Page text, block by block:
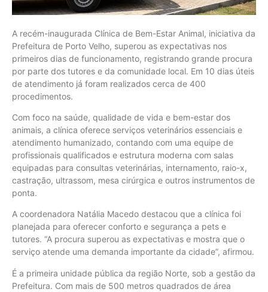
A recém-inaugurada Clínica de Bem-Estar Animal, iniciativa da
Prefeitura de Porto Velho, superou as expectativas nos
primeiros dias de funcionamento, registrando grande procura
por parte dos tutores e da comunidade local. Em 10 dias úteis
de atendimento já foram realizados cerca de 400
procedimentos.
Com foco na saúde, qualidade de vida e bem-estar dos
animais, a clínica oferece serviços veterinários essenciais e
atendimento humanizado, contando com uma equipe de
profissionais qualificados e estrutura moderna com salas
equipadas para consultas veterinárias, internamento, raio-x,
castração, ultrassom, mesa cirúrgica e outros instrumentos de
ponta.
A coordenadora Natália Macedo destacou que a clínica foi
planejada para oferecer conforto e segurança a pets e
tutores. “A procura superou as expectativas e mostra que o
serviço atende uma demanda importante da cidade”, afirmou.
É a primeira unidade pública da região Norte, sob a gestão da
Prefeitura. Com mais de 500 metros quadrados de área